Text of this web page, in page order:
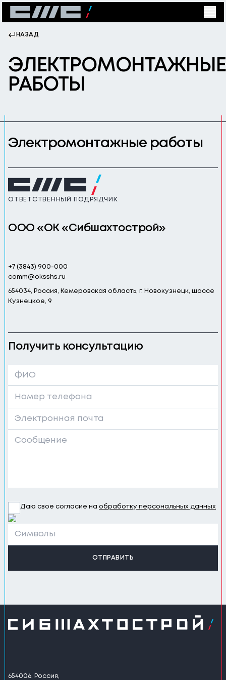
НАЗАД
ЭЛЕКТРОМОНТАЖНЫЕ
РАБОТЫ
Электромонтажные работы
ОТВЕТСТВЕННЫЙ ПОДРЯДЧИК
ООО «ОК «Сибшахтострой»
+7 (3843) 900-000
comm@oksshs.ru
654034, Россия, Кемеровская область, г. Новокузнецк, шоссе
Кузнецкое, 9
Получить консультацию
Даю свое согласие на обработку персональных данных
ОТПРАВИТЬ
654006, Россия,